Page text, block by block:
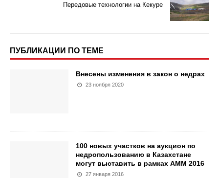
Передовые технологии на Кекуре
ПУБЛИКАЦИИ ПО ТЕМЕ
Внесены изменения в закон о недрах
23 ноября 2020
100 новых участков на аукцион по
недропользованию в Казахстане
могут выставить в рамках АММ 2016
27 января 2016